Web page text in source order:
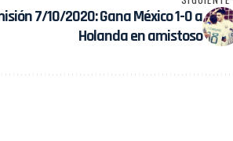
7/10/2020: Gana México 1-0 a
Holanda en amistoso